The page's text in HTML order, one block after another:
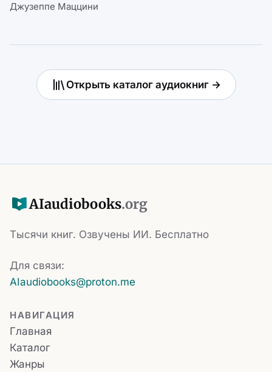
Джузеппе Маццини
Открыть каталог аудиокниг →
AIaudiobooks.org
Тысячи книг. Озвучены ИИ. Бесплатно
Для связи:
AIaudiobooks@proton.me
НАВИГАЦИЯ
Главная
Каталог
Жанры